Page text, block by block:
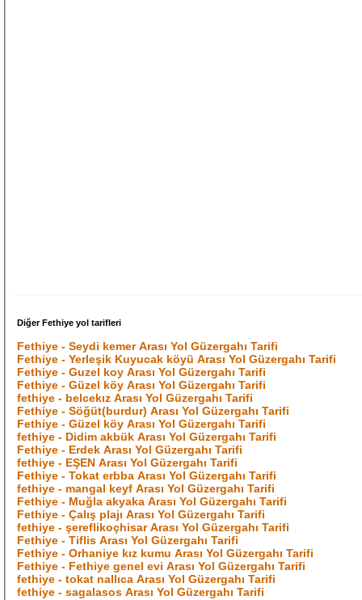
Diğer Fethiye yol tarifleri
Fethiye - Seydi kemer Arası Yol Güzergahı Tarifi
Fethiye - Yerleşik Kuyucak köyü Arası Yol Güzergahı Tarifi
Fethiye - Guzel koy Arası Yol Güzergahı Tarifi
Fethiye - Güzel köy Arası Yol Güzergahı Tarifi
fethiye - belcekız Arası Yol Güzergahı Tarifi
Fethiye - Söğüt(burdur) Arası Yol Güzergahı Tarifi
Fethiye - Güzel köy Arası Yol Güzergahı Tarifi
fethiye - Didim akbük Arası Yol Güzergahı Tarifi
Fethiye - Erdek Arası Yol Güzergahı Tarifi
fethiye - EŞEN Arası Yol Güzergahı Tarifi
Fethiye - Tokat erbba Arası Yol Güzergahı Tarifi
fethiye - mangal keyf Arası Yol Güzergahı Tarifi
Fethiye - Muğla akyaka Arası Yol Güzergahı Tarifi
Fethiye - Çalış plajı Arası Yol Güzergahı Tarifi
fethiye - şereflikoçhisar Arası Yol Güzergahı Tarifi
Fethiye - Tiflis Arası Yol Güzergahı Tarifi
Fethiye - Orhaniye kız kumu Arası Yol Güzergahı Tarifi
Fethiye - Fethiye genel evi Arası Yol Güzergahı Tarifi
fethiye - tokat nallıca Arası Yol Güzergahı Tarifi
fethiye - sagalasos Arası Yol Güzergahı Tarifi